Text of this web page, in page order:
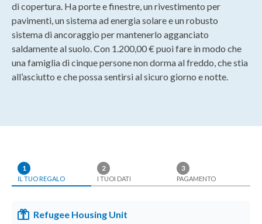
di copertura. Ha porte e finestre, un rivestimento per
pavimenti, un sistema ad energia solare e un robusto
sistema di ancoraggio per mantenerlo agganciato
saldamente al suolo. Con 1.200,00 € puoi fare in modo che
una famiglia di cinque persone non dorma al freddo, che stia
all’asciutto e che possa sentirsi al sicuro giorno e notte.
1
IL TUO REGALO
2
I TUOI DATI
3
PAGAMENTO
Refugee Housing Unit